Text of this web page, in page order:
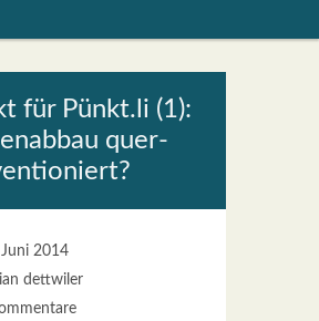
für Pünkt.li (1):
quer­
2014
dettwiler